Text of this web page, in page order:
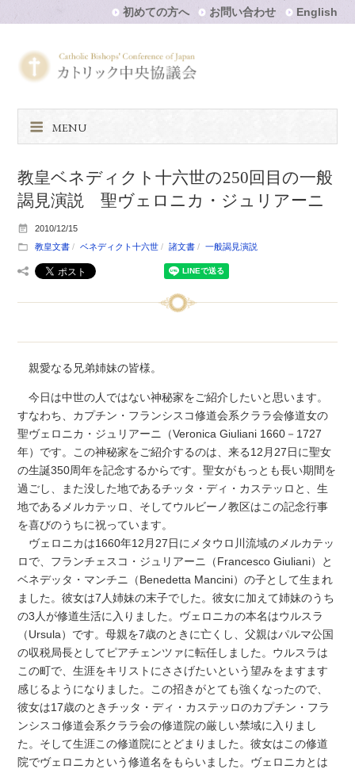
初めての方へ お問い合わせ English
MENU
教皇ベネディクト十六世の250回目の一般
謁見演説 聖ヴェロニカ・ジュリアーニ
2010/12/15
教皇文書
ベネディクト十六世 諸文書 一般謁見演説
親愛なる兄弟姉妹の皆様。
今日は中世の人ではない神秘家をご紹介したいと思います。
すなわち、カプチン・フランシスコ修道会系クララ会修道女の
聖ヴェロニカ・ジュリアーニ（Veronica Giuliani 1660－1727
年）です。この神秘家をご紹介するのは、来る12月27日に聖女
の生誕350周年を記念するからです。聖女がもっとも長い期間を
過ごし、また没した地であるチッタ・ディ・カステッロと、生
地であるメルカテッロ、そしてウルビーノ教区はこの記念行事
を喜びのうちに祝っています。
ヴェロニカは1660年12月27日にメタウロ川流域のメルカテッ
ロで、フランチェスコ・ジュリアーニ（Francesco Giuliani）と
ベネデッタ・マンチニ（Benedetta Mancini）の子として生まれ
ました。彼女は7人姉妹の末子でした。彼女に加えて姉妹のうち
の3人が修道生活に入りました。ヴェロニカの本名はウルスラ
（Ursula）です。母親を7歳のときに亡くし、父親はパルマ公国
の収税局長としてピアチェンツァに転任しました。ウルスラは
この町で、生涯をキリストにささげたいという望みをますます
感じるようになりました。この招きがとても強くなったので、
彼女は17歳のときチッタ・ディ・カステッロのカプチン・フラ
ンシスコ修道会系クララ会の修道院の厳しい禁域に入りまし
た。そして生涯この修道院にとどまりました。彼女はこの修道
院でヴェロニカという修道名をもらいました。ヴェロニカとは